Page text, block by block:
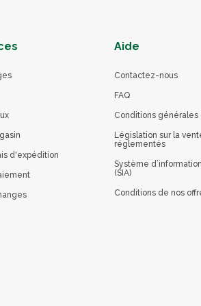
d'expédition
Aide
Contactez-nous
FAQ
Conditions générales
Législation sur la
réglementés
Système
(SIA)
Conditions de nos